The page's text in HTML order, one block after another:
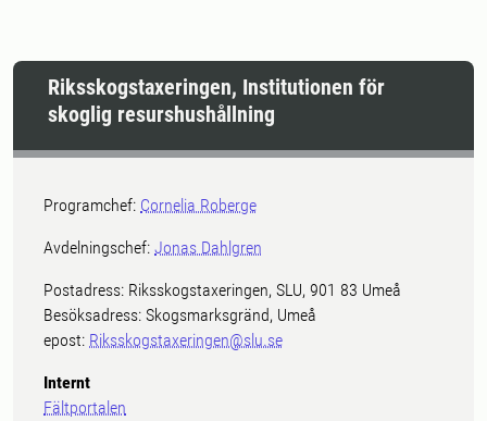
Riksskogstaxeringen, Institutionen för
skoglig resurshushållning
Programchef: Cornelia Roberge
Avdelningschef: Jonas Dahlgren
Postadress: Riksskogstaxeringen, SLU, 901 83 Umeå
Besöksadress: Skogsmarksgränd, Umeå
epost: Riksskogstaxeringen@slu.se
Internt
Fältportalen